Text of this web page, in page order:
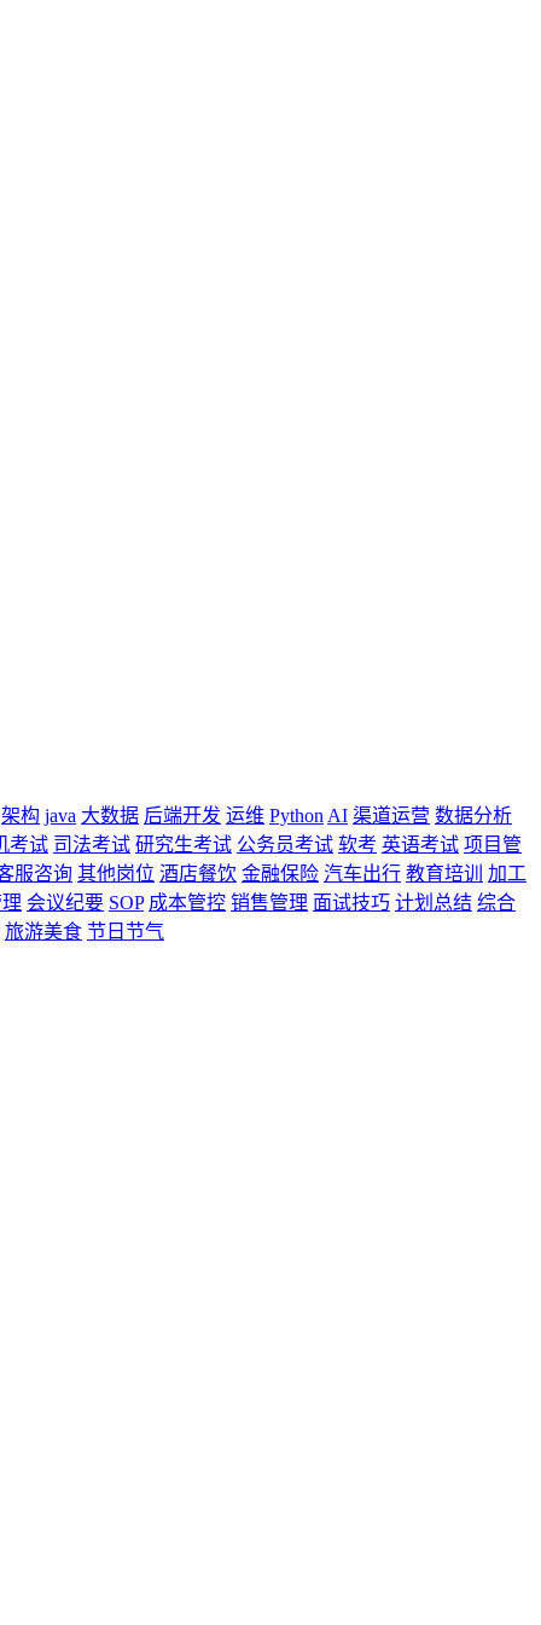
架构 java 大数据 后端开发 运维 Python AI 渠道运营 数据分析
考试 司法考试 研究生考试 公务员考试 软考 英语考试 项目管
服咨询 其他岗位 酒店餐饮 金融保险 汽车出行 教育培训
加工
会议纪要 SOP 成本管控 销售管理 面试技巧 计划总结 综合
旅游美食 节日节气